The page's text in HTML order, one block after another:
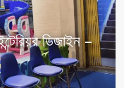
ডিজাইন –